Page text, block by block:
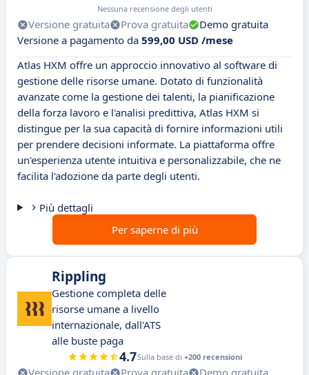
Nessuna recensione degli utenti
Versione gratuita Prova gratuita
Demo gratuita
Versione a pagamento da 599,00 USD /mese
Atlas HXM offre un approccio innovativo al software di
gestione delle risorse umane. Dotato di funzionalità
avanzate come la gestione dei talenti, la pianificazione
della forza lavoro e l'analisi predittiva, Atlas HXM si
distingue per la sua capacità di fornire informazioni utili
per prendere decisioni informate. La piattaforma offre
un'esperienza utente intuitiva e personalizzabile, che ne
facilita l'adozione da parte degli utenti.
Più dettagli
Per saperne di più
Rippling
Gestione completa delle
risorse umane a livello
internazionale, dall'ATS
alle buste paga
4.7Sulla base di +200 recensioni